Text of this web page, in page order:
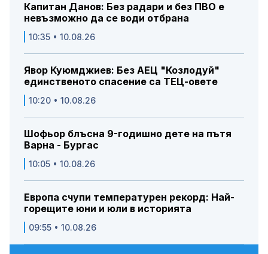
Капитан Данов: Без радари и без ПВО е
невъзможно да се води отбрана
10:35 • 10.08.26
Явор Куюмджиев: Без АЕЦ "Козлодуй"
единственото спасение са ТЕЦ-овете
10:20 • 10.08.26
Шофьор блъсна 9-годишно дете на пътя
Варна - Бургас
10:05 • 10.08.26
Европа счупи температурен рекорд: Най-
горещите юни и юли в историята
09:55 • 10.08.26